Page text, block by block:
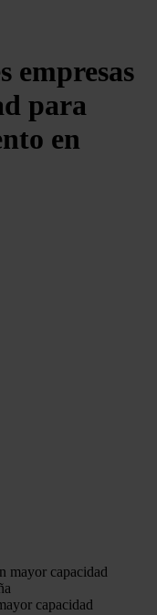
empresas
para
en
capacidad